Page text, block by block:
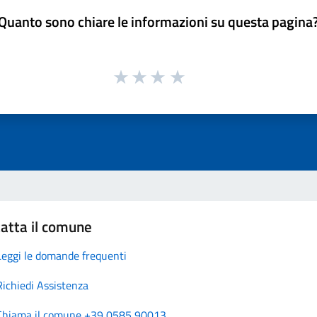
sono chiare le informazioni su questa
il comune
le domande frequenti
Assistenza